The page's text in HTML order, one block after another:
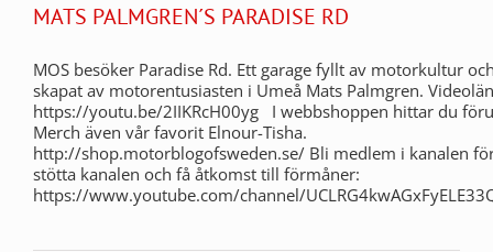
MATS PALMGREN´S PARADISE RD
MOS besöker Paradise Rd. Ett garage fyllt av motorkultur
skapat av motorentusiasten i Umeå Mats Palmgren.
https://youtu.be/2IIKRcH00yg I webbshoppen hittar du
Merch även vår favorit Elnour-Tisha.
http://shop.motorblogofsweden.se/ Bli medlem i kanalen
stötta kanalen och få åtkomst till förmåner:
https://www.youtube.com/channel/